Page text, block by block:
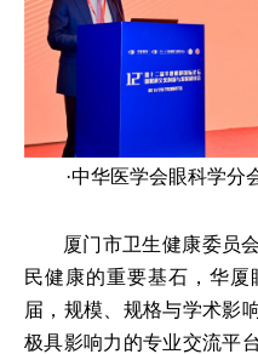
·中华医学会眼科学分
厦门市卫生健康委员
民健康的重要基石，华
届，规模、规格与学术影
极具影响力的专业交流平